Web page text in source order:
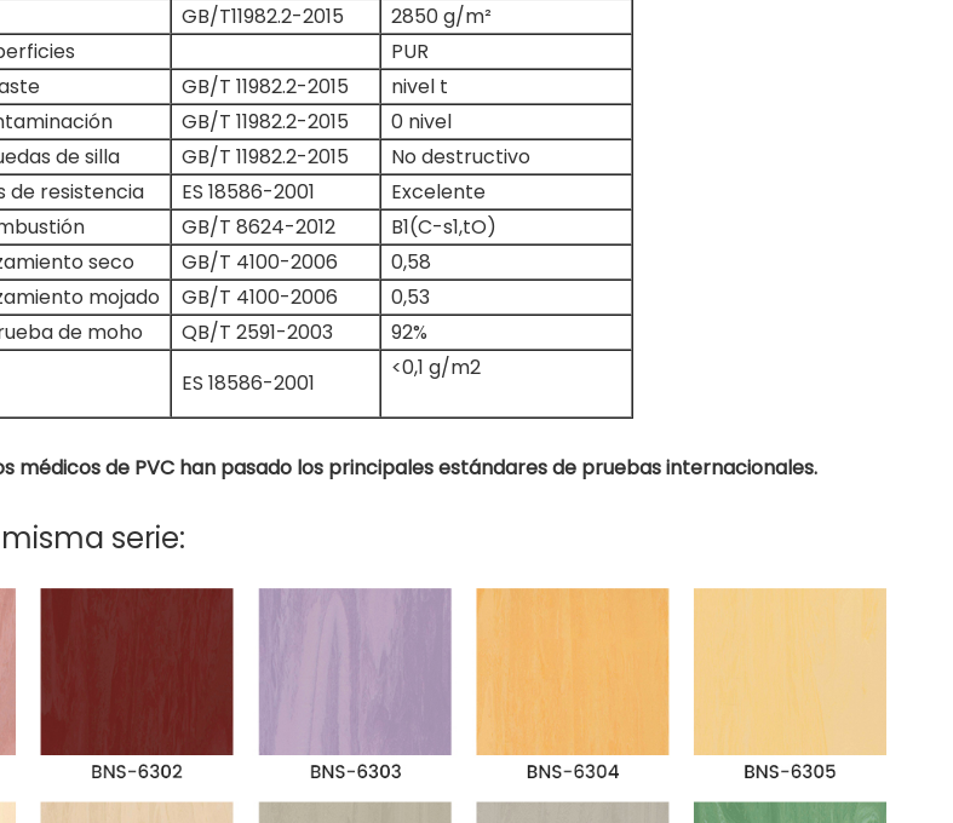
GB/T11982.2-2015
2850 g/m²
PUR
GB/T 11982.2-2015
nivel t
GB/T 11982.2-2015
0 nivel
de silla
GB/T 11982.2-2015
No destructivo
de resistencia
ES 18586-2001
Excelente
GB/T 8624-2012
B1(C-s1,tO)
seco
GB/T 4100-2006
0,58
mojado
GB/T 4100-2006
0,53
de moho
QB/T 2591-2003
92%
ES 18586-2001
<0,1 g/m2
médicos de PVC han pasado los principales estándares de pruebas internacionales.
serie: